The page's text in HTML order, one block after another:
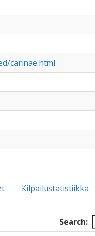
carinae.html
Kilpailustatistiikka
Search: